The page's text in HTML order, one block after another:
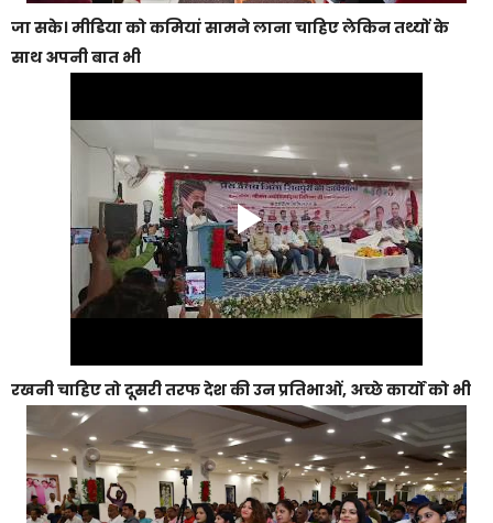
जा सके। मीडिया को कमियां सामने लाना चाहिए लेकिन तथ्यों के
साथ अपनी बात भी
रखनी चाहिए तो दूसरी तरफ देश की उन प्रतिभाओं, अच्छे कार्यों को भी